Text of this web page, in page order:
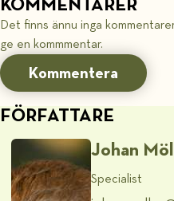
KOMMENTARER
Det finns ännu inga
ge en kommmentar.
Kommentera
FÖRFATTARE
Johan
Specialist